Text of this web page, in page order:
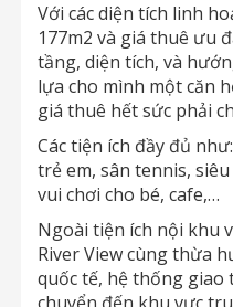
Với các diện tích linh
177m2 và giá thuê ưu
tầng, diện tích, và
lựa cho mình một căn
giá thuê hết sức phải
Các tiện ích đầy đủ
trẻ em, sân tennis,
vui chơi cho bé, cafe,…
Ngoài tiện ích nội khu
River View cùng thừa
quốc tế, hệ thống